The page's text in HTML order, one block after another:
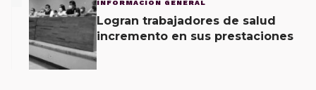
INFORMACIÓN GENERAL
Logran trabajadores de salud
incremento en sus prestaciones